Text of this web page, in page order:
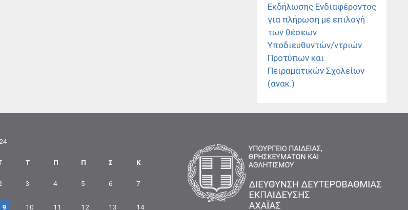
Εκδήλωσης Ενδιαφέροντος
για πλήρωση με επιλογή
των θέσεων
Υποδιευθυντών/ντριών
Προτύπων και
Πειραματικών Σχολείων
(ανακ.)
Τ Π Π Σ Κ
3 4 5 6 7
9 10 11 12 13 14